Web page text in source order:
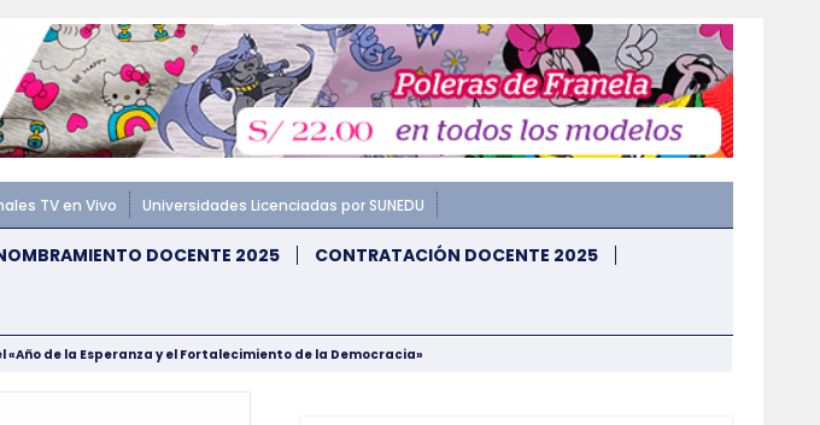
TV en Vivo Universidades Licenciadas por SUNEDU
DOCENTE 2025 CONTRATACIÓN DOCENTE 2025
«Año de la Esperanza y el Fortalecimiento de la Democracia»